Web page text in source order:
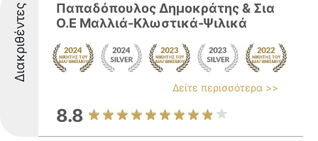
Διακριθέντες
Παπαδόπουλος Δημοκράτης & Σια
Ο.Ε Μαλλιά-Κλωστικά-Ψιλικά
Δείτε περισσότερα >>
8.8